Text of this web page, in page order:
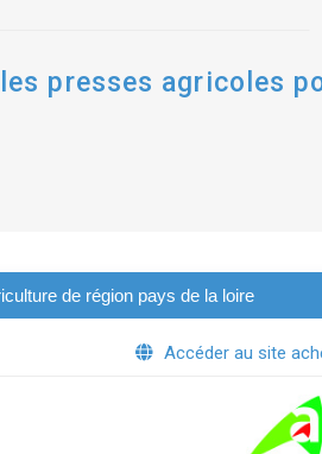
presses agricoles
de région pays de la loire
Accéder au site